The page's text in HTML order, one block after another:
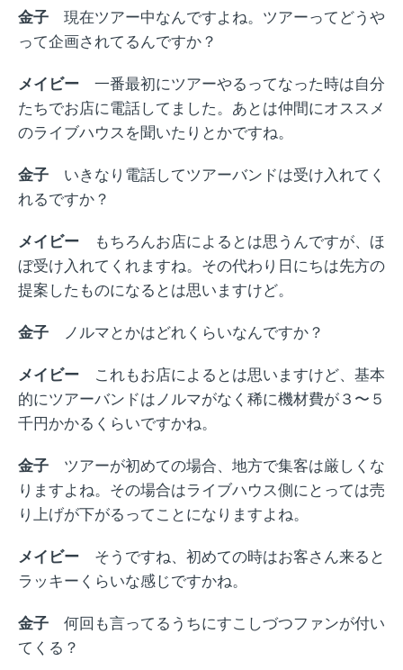
金子 現在ツアー中なんですよね。ツアーってどうや
って企画されてるんですか？
メイビー 一番最初にツアーやるってなった時は自分
たちでお店に電話してました。あとは仲間にオススメ
のライブハウスを聞いたりとかですね。
金子 いきなり電話してツアーバンドは受け入れてく
れるですか？
メイビー もちろんお店によるとは思うんですが、ほ
ぼ受け入れてくれますね。その代わり日にちは先方の
提案したものになるとは思いますけど。
金子
ノルマとかはどれくらいなんですか？
メイビー これもお店によるとは思いますけど、基本
的にツアーバンドはノルマがなく稀に機材費が３〜５
千円かかるくらいですかね。
金子 ツアーが初めての場合、地方で集客は厳しくな
りますよね。その場合はライブハウス側にとっては売
り上げが下がるってことになりますよね。
メイビー そうですね、初めての時はお客さん来ると
ラッキーくらいな感じですかね。
金子 何回も言ってるうちにすこしづつファンが付い
てくる？